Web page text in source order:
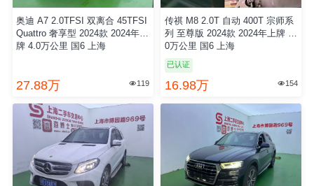
奥迪 A7 2.0TFSI 双离合 45TFSI
Quattro 奢享型 2024款 2024年上
牌 4.0万公里 国6 上海
27.88万  119
传祺 M8 2.0T 自动 400T 宗师系
列 至尊版 2024款 2024年上牌 1.
0万公里 国6 上海
已认证
16.98万  154